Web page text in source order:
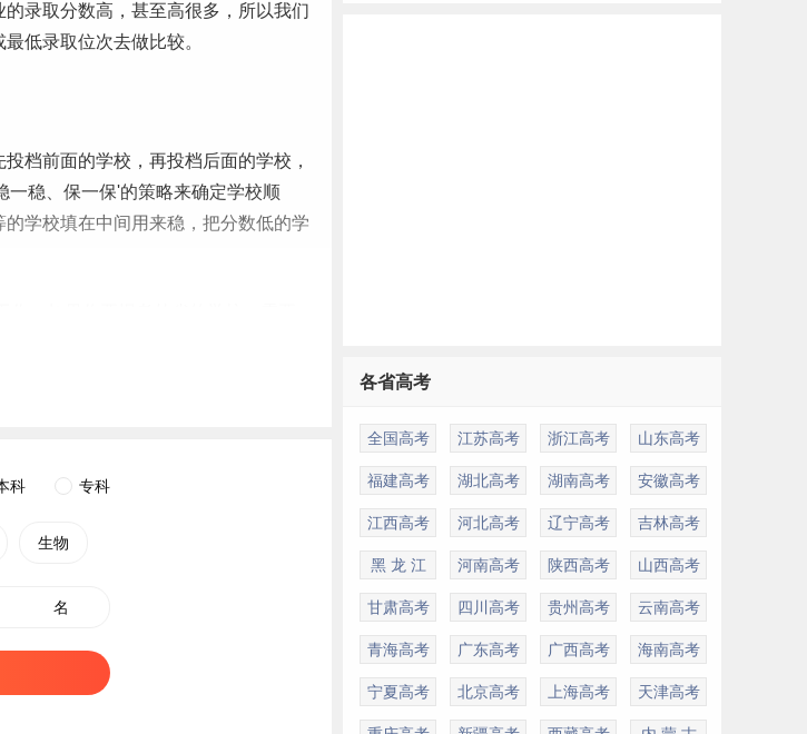
录取分数高，甚至高很多，所以我们
低录取位次去做比较。
档前面的学校，再投档后面的学校，
稳、保一保'的策略来确定学校顺
学校填在中间用来稳，把分数低的学
息，而不是看学校所在省份的信
科 专科
生物
名
各省高考
全国高考 江苏高考 浙江高考 山东高考
福建高考 湖北高考 湖南高考 安徽高考
江西高考 河北高考 辽宁高考 吉林高考
黑 龙 江 河南高考 陕西高考 山西高考
甘肃高考 四川高考 贵州高考 云南高考
青海高考 广东高考 广西高考 海南高考
宁夏高考 北京高考 上海高考 天津高考